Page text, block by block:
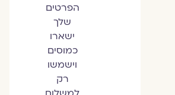
הפרטים
שלך
ישארו
כמוסים
וישמשו
רק